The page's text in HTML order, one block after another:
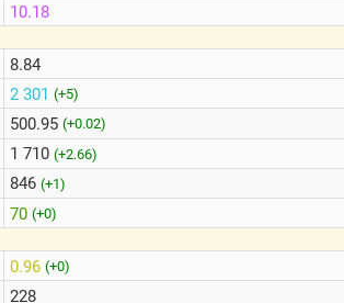
10.18
8.84
2 301 (+5)
500.95 (+0.02)
1 710 (+2.66)
846 (+1)
70 (+0)
0.96 (+0)
228